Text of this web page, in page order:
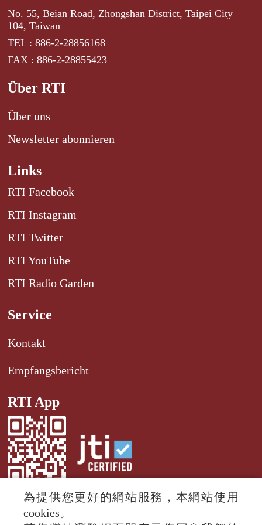
No. 55, Beian Road, Zhongshan District, Taipei City
104, Taiwan
TEL : 886-2-28856168
FAX : 886-2-28855423
Über RTI
Über uns
Newsletter abonnieren
Links
RTI Facebook
RTI Instagram
RTI Twitter
RTI YouTube
RTI Radio Garden
Service
Kontakt
Empfangsbericht
RTI App
為提供您更好的網站服務，本網站使用
cookies。